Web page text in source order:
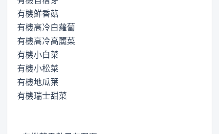
有機鮮香菇
有機高冷白蘿蔔
有機高冷高麗菜
有機小白菜
有機小松菜
有機地瓜葉
有機瑞士甜菜